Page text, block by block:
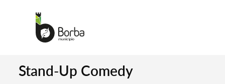
Stand-Up Comedy